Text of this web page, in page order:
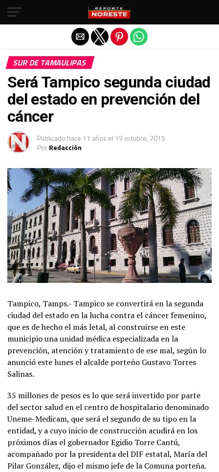
SUR DE TAMAULIPAS
Será Tampico segunda ciudad
del estado en prevención del
cáncer
Publicado hace 11 años el 19 octubre, 2015
PorRedacción
Tampico, Tamps.- Tampico se convertirá en la segunda
ciudad del estado en la lucha contra el cáncer femenino,
que es de hecho el más letal, al construirse en este
municipio una unidad médica especializada en la
prevención, atención y tratamiento de ese mal, según lo
anunció este lunes el alcalde porteño Gustavo Torres
Salinas.
35 millones de pesos es lo que será invertido por parte
del sector salud en el centro de hospitalario denominado
Uneme-Medicam, que será el segundo de su tipo en la
entidad, y a cuyo inicio de construcción acudirá en los
próximos días el gobernador Egidio Torre Cantú,
acompañado por la presidenta del DIF estatal, María del
Pilar González, dijo el mismo jefe de la Comuna porteña.
Salir de la versión móvil